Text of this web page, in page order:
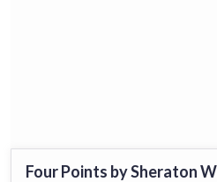
Four Points by Sheraton